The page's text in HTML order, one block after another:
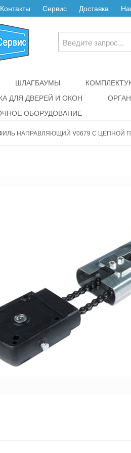
Контакты Сервис Доставка
ШЛАГБАУМЫ
ДЛЯ ДВЕРЕЙ И ОКОН
ОБОРУДОВАНИЕ
НАПРАВЛЯЮЩИЙ V0679 С ЦЕПНОЙ